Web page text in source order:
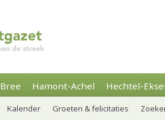
Bree Hamont-Achel Hechtel-
Kalender Groeten & felicitaties